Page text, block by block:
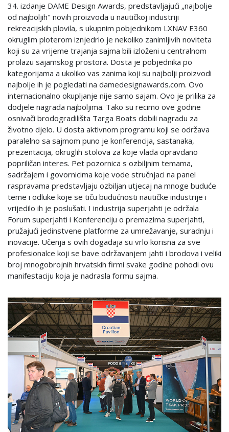
34. izdanje DAME Design Awards, predstavljajući „najbolje
od najboljih" novih proizvoda u nautičkoj industriji
rekreacijskih plovila, s ukupnim pobjednikom LXNAV E360
okruglim ploterom iznjedrio je nekoliko zanimljivih noviteta
koji su za vrijeme trajanja sajma bili izloženi u centralnom
prolazu sajamskog prostora. Dosta je pobjednika po
kategorijama a ukoliko vas zanima koji su najbolji proizvodi
najbolje ih je pogledati na damedesignawards.com. Ovo
internacionalno okupljanje nije samo sajam. Ovo je prilika za
dodjele nagrada najboljima. Tako su recimo ove godine
osnivači brodogradilišta Targa Boats dobili nagradu za
životno djelo. U dosta aktivnom programu koji se održava
paralelno sa sajmom puno je konferencija, sastanaka,
prezentacija, okruglih stolova za koje vlada opravdano
popriličan interes. Pet pozornica s ozbiljnim temama,
sadržajem i govornicima koje vode stručnjaci na panel
raspravama predstavljaju ozbiljan utjecaj na mnoge buduće
teme i odluke koje se tiču budućnosti nautičke industrije i
vrijedilo ih je poslušati. I industrija superjahti je održala
Forum superjahti i Konferenciju o premazima superjahti,
pružajući jedinstvene platforme za umrežavanje, suradnju i
inovacije. Učenja s ovih događaja su vrlo korisna za sve
profesionalce koji se bave održavanjem jahti i brodova i veliki
broj mnogobrojnih hrvatskih firmi svake godine pohodi ovu
manifestaciju koja je nadrasla formu sajma.